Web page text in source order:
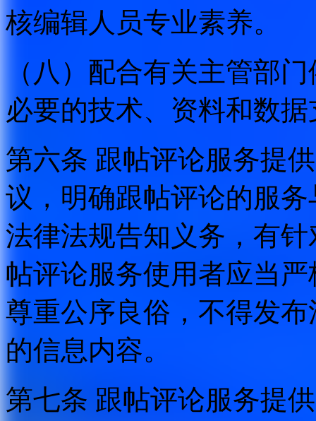
核编辑人员专业素养。
（八）配合有关主管部
必要的技术、资料和数
第六条 跟帖评论服务提
议，明确跟帖评论的服
法律法规告知义务，有
帖评论服务使用者应当
尊重公序良俗，不得发
的信息内容。
第七条 跟帖评论服务提